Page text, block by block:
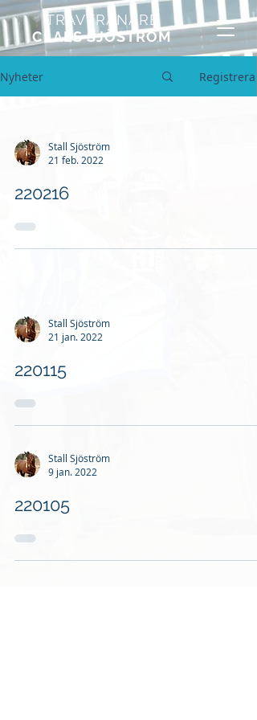
TRAVTRÄNARE
CLAES SJÖSTRÖM
Nyheter Registrera
Stall Sjöström
21 feb. 2022
220216
Stall Sjöström
21 jan. 2022
220115
Stall Sjöström
9 jan. 2022
220105